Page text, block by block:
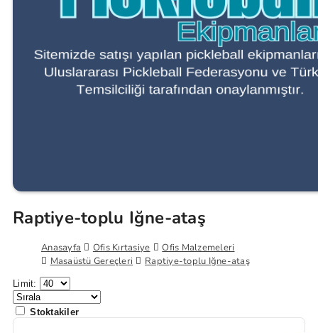
Raptiye-toplu Iğne-ataş
Anasayfa Ofis Kırtasiye
Ofis Malzemeleri
Masaüstü Gereçleri
Raptiye-toplu Iğne-ataş
Limit:
Stoktakiler